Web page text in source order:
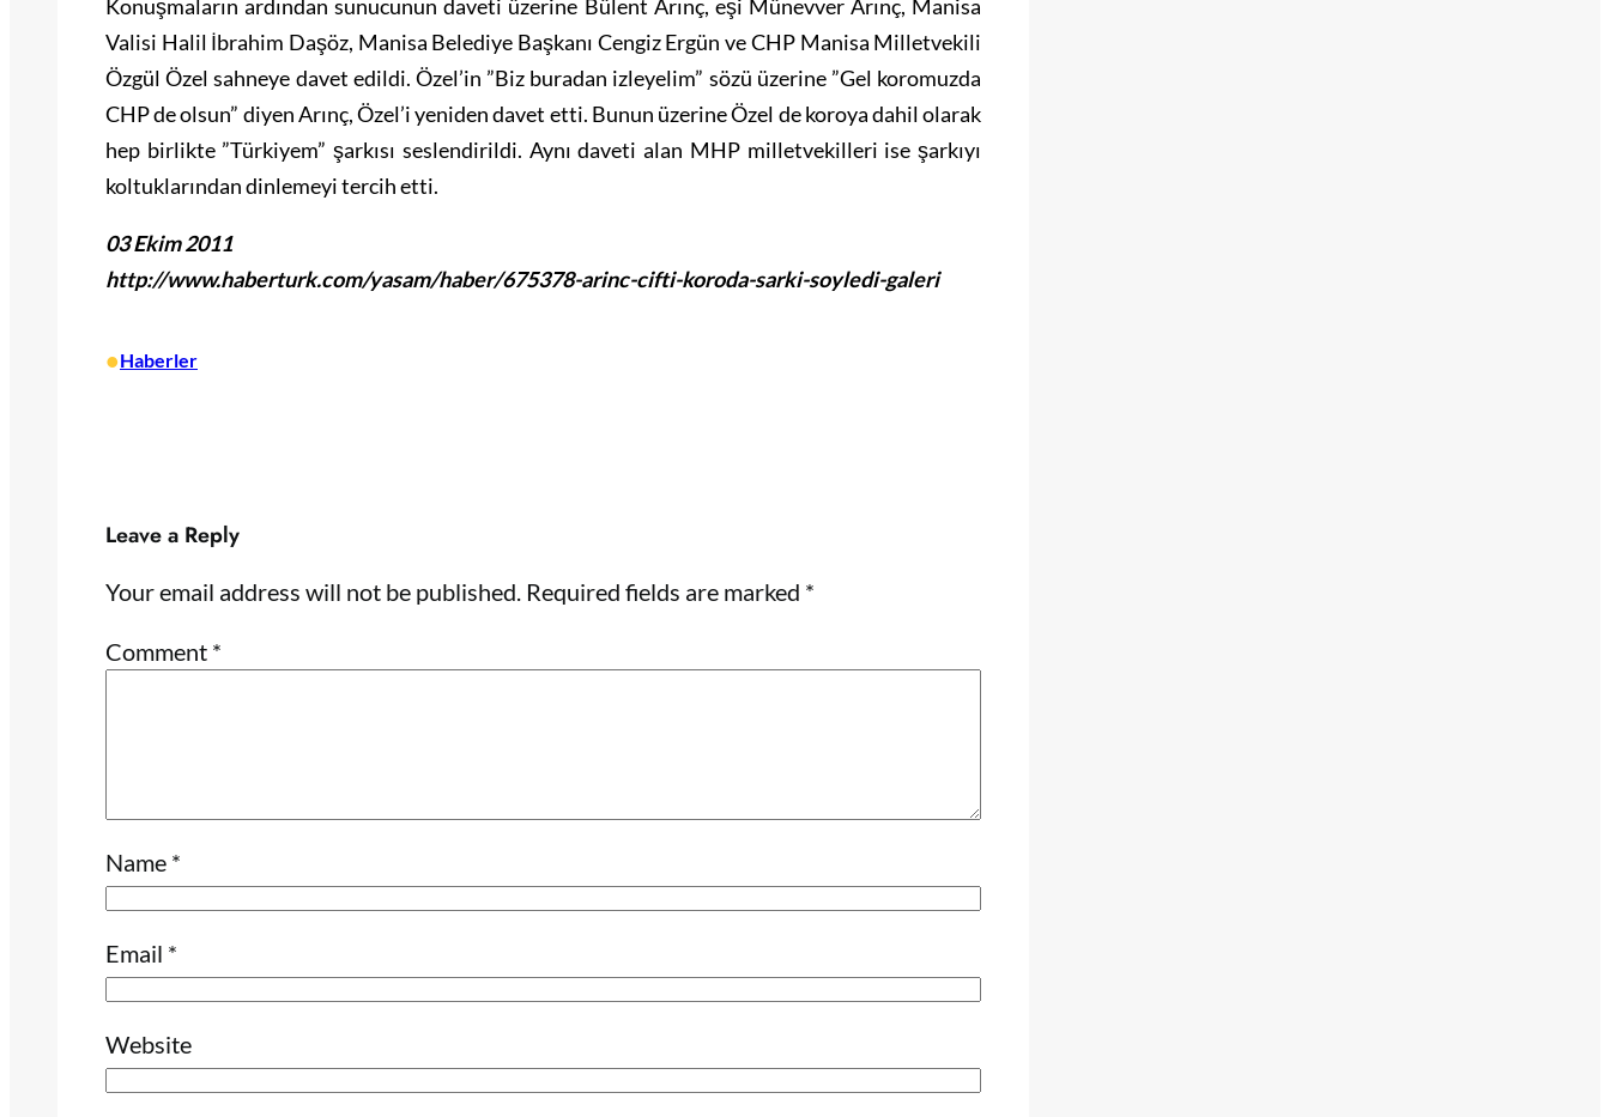
Konuşmaların ardından sunucunun daveti üzerine Bülent Arınç, eşi Münevver Arınç, Manisa
Valisi Halil İbrahim Daşöz, Manisa Belediye Başkanı Cengiz Ergün ve CHP Manisa Milletvekili
Özgül Özel sahneye davet edildi. Özel’in ”Biz buradan izleyelim” sözü üzerine ”Gel koromuzda
CHP de olsun” diyen Arınç, Özel’i yeniden davet etti. Bunun üzerine Özel de koroya dahil olarak
hep birlikte ”Türkiyem” şarkısı seslendirildi. Aynı daveti alan MHP milletvekilleri ise şarkıyı
koltuklarından dinlemeyi tercih etti.
03 Ekim 2011
http://www.haberturk.com/yasam/haber/675378-arinc-cifti-koroda-sarki-soyledi-galeri
•Haberler
Leave a Reply
Your email address will not be published. Required fields are marked *
Comment *
Name *
Email *
Website